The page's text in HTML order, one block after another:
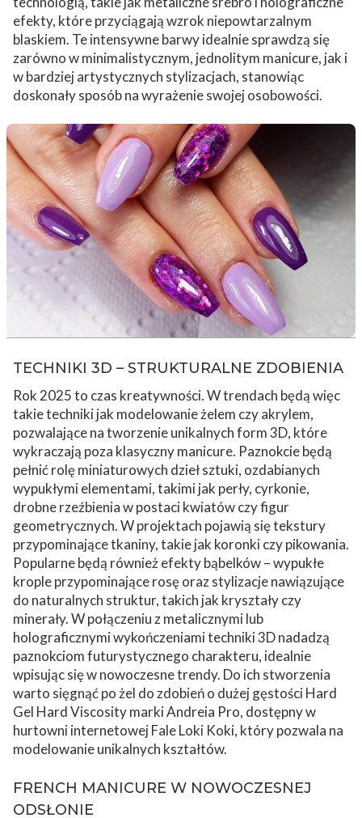
efekty, które przyciągają wzrok niepowtarzalnym
blaskiem. Te intensywne barwy idealnie sprawdzą się
zarówno w minimalistycznym, jednolitym manicure, jak i
w bardziej artystycznych stylizacjach, stanowiąc
doskonały sposób na wyrażenie swojej osobowości.
TECHNIKI 3D – STRUKTURALNE ZDOBIENIA
Rok 2025 to czas kreatywności. W trendach będą więc
takie techniki jak modelowanie żelem czy akrylem,
pozwalające na tworzenie unikalnych form 3D, które
wykraczają poza klasyczny manicure. Paznokcie będą
pełnić rolę miniaturowych dzieł sztuki, ozdabianych
wypukłymi elementami, takimi jak perły, cyrkonie,
drobne rzeźbienia w postaci kwiatów czy figur
geometrycznych. W projektach pojawią się tekstury
przypominające tkaniny, takie jak koronki czy pikowania.
Popularne będą również efekty bąbelków – wypukłe
krople przypominające rosę oraz stylizacje nawiązujące
do naturalnych struktur, takich jak kryształy czy
minerały. W połączeniu z metalicznymi lub
holograficznymi wykończeniami techniki 3D nadadzą
paznokciom futurystycznego charakteru, idealnie
wpisując się w nowoczesne trendy. Do ich stworzenia
warto sięgnąć po żel do zdobieńo dużej gęstości Hard
Gel Hard Viscosity marki Andreia Pro, dostępny w
hurtowni internetowej Fale Loki Koki, który pozwala na
modelowanie unikalnych kształtów.
FRENCH MANICURE W NOWOCZESNEJ
ODSŁONIE